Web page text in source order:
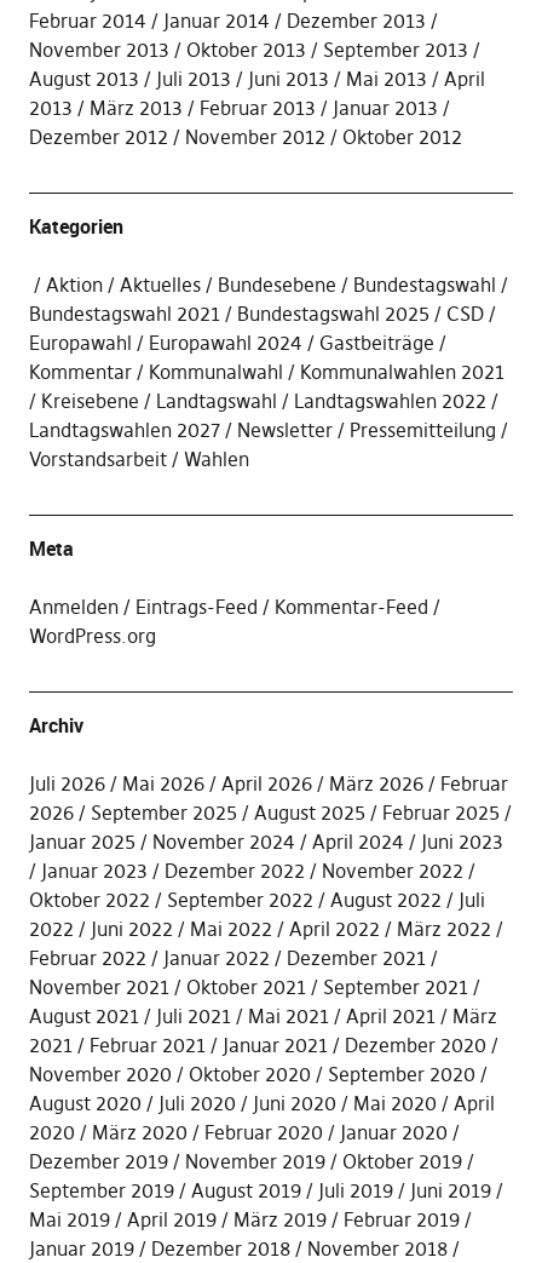
Februar 2014
Januar 2014
Dezember 2013
November 2013
Oktober 2013
September 2013
August 2013
Juli 2013 Juni 2013 Mai 2013
April
2013
März 2013 Februar 2013
Januar 2013
Dezember 2012
November 2012 Oktober 2012
Kategorien
Aktion Aktuelles Bundesebene
Bundestagswahl
Bundestagswahl 2021
Bundestagswahl 2025
CSD
Europawahl
Europawahl 2024
Gastbeiträge
Kommentar
Kommunalwahl
Kommunalwahlen 2021
Kreisebene
Landtagswahl
Landtagswahlen 2022
Landtagswahlen 2027
Newsletter
Pressemitteilung
Vorstandsarbeit
Wahlen
Meta
Anmelden Eintrags-Feed
Kommentar-Feed
WordPress.org
Archiv
Juli 2026 Mai 2026 April 2026 März 2026
Februar
2026
September 2025 August 2025
Februar 2025
Januar 2025
November 2024 April 2024
Juni 2023
Januar 2023
Dezember 2022
November 2022
Oktober 2022
September 2022 August 2022
Juli
2022
Juni 2022 Mai 2022 April 2022
März 2022
Februar 2022
Januar 2022
Dezember 2021
November 2021
Oktober 2021
September 2021
August 2021
Juli 2021 Mai 2021 April 2021
März
2021
Februar 2021 Januar 2021
Dezember 2020
November 2020
Oktober 2020
September 2020
August 2020
Juli 2020 Juni 2020 Mai 2020
April
2020
März 2020 Februar 2020
Januar 2020
Dezember 2019
November 2019
Oktober 2019
September 2019
August 2019 Juli 2019
Juni 2019
Mai 2019
April 2019 März 2019
Februar 2019
Januar 2019
Dezember 2018
November 2018